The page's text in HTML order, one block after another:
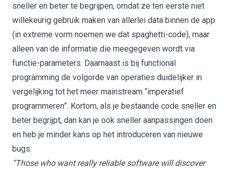
sneller en beter te begrijpen, omdat ze ten eerste niet
willekeurig gebruik maken van allerlei data binnen de app
(in extreme vorm noemen we dat spaghetti-code), maar
alleen van de informatie die meegegeven wordt via
functie-parameters. Daarnaast is bij functional
programming de volgorde van operaties duidelijker in
vergelijking tot het meer mainstream “imperatief
programmeren”. Kortom, als je bestaande code sneller en
beter begrijpt, dan kan je ook sneller aanpassingen doen
en heb je minder kans op het introduceren van nieuwe
bugs.
“Those who want really reliable software will discover